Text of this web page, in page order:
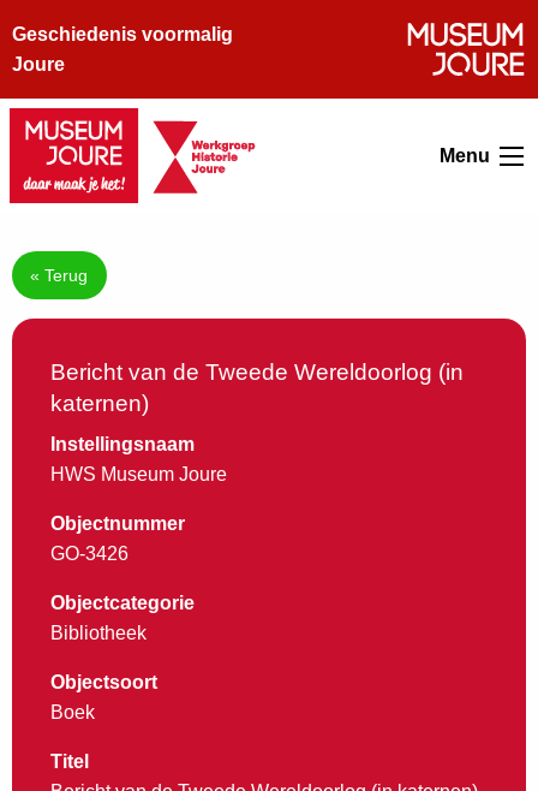
Geschiedenis voormalig
Joure
Menu
« Terug
Bericht van de Tweede Wereldoorlog (in
katernen)
Instellingsnaam
HWS Museum Joure
Objectnummer
GO-3426
Objectcategorie
Bibliotheek
Objectsoort
Boek
Titel